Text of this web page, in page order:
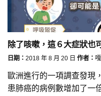
除了咳嗽，這６大症狀也
日期： 2018 年 8 月 20 日 作者： 嘎
歐洲進行的一項調查發現
患肺癌的病例數增加了一